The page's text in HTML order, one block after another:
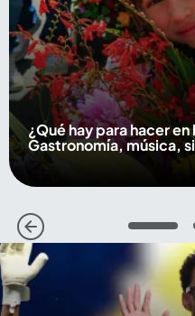
¿Qué hay para hacer en
Gastronomía, música,
1